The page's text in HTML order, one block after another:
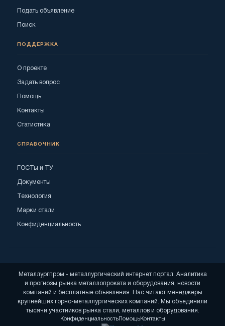
Подать объявление
Поиск
ПОДДЕРЖКА
О проекте
Задать вопрос
Помощь
Контакты
Статистика
СПРАВОЧНИК
ГОСТы и ТУ
Документы
Технология
Марки стали
Конфиденциальность
Металлургпром - металлургический интернет портал. Аналитика
и прогнозы рынка металлопроката и оборудования, новости
компаний и бесплатные объявления. Нас читают менеджеры
крупнейших горно-металлургических компаний. Мы объединили
тысячи участников рынка стали, металлов и оборудования.
КонфиденциальностьПомощьКонтакты